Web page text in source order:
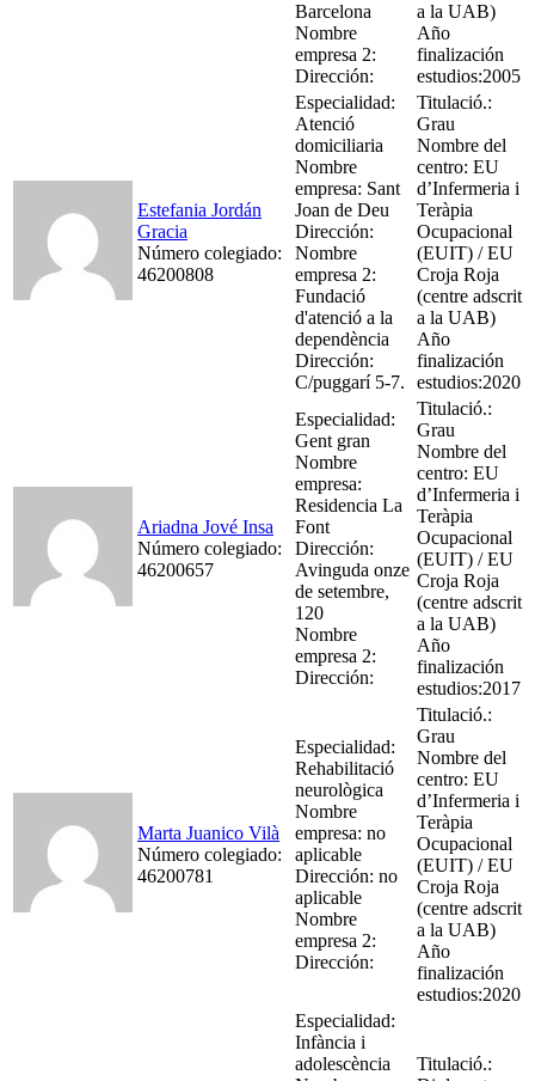
Barcelona
Nombre
empresa 2:
Dirección:
a la UAB)
Año
finalización
estudios:2005
Estefania Jordán
Gracia
Número colegiado:
46200808
Especialidad:
Atenció
domiciliaria
Nombre
empresa: Sant
Joan de Deu
Dirección:
Nombre
empresa 2:
Fundació
d'atenció a la
dependència
Dirección:
C/puggarí 5-7.
Titulació.:
Grau
Nombre del
centro: EU
d’Infermeria i
Teràpia
Ocupacional
(EUIT) / EU
Croja Roja
(centre adscrit
a la UAB)
Año
finalización
estudios:2020
Ariadna Jové Insa
Número colegiado:
46200657
Especialidad:
Gent gran
Nombre
empresa:
Residencia La
Font
Dirección:
Avinguda onze
de setembre,
120
Nombre
empresa 2:
Dirección:
Titulació.:
Grau
Nombre del
centro: EU
d’Infermeria i
Teràpia
Ocupacional
(EUIT) / EU
Croja Roja
(centre adscrit
a la UAB)
Año
finalización
estudios:2017
Marta Juanico Vilà
Número colegiado:
46200781
Especialidad:
Rehabilitació
neurològica
Nombre
empresa: no
aplicable
Dirección: no
aplicable
Nombre
empresa 2:
Dirección:
Titulació.:
Grau
Nombre del
centro: EU
d’Infermeria i
Teràpia
Ocupacional
(EUIT) / EU
Croja Roja
(centre adscrit
a la UAB)
Año
finalización
estudios:2020
Especialidad:
Infància i
adolescència
Titulació.: